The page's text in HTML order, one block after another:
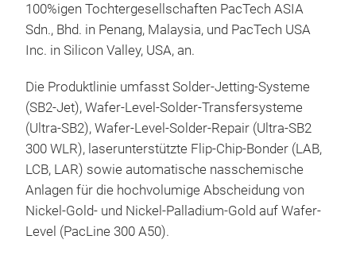
100%igen Tochtergesellschaften PacTech ASIA
Sdn., Bhd. in Penang, Malaysia, und PacTech USA
Inc. in Silicon Valley, USA, an.
Die Produktlinie umfasst Solder-Jetting-Systeme
(SB2-Jet), Wafer-Level-Solder-Transfersysteme
(Ultra-SB2), Wafer-Level-Solder-Repair (Ultra-SB2
300 WLR), laserunterstützte Flip-Chip-Bonder (LAB,
LCB, LAR) sowie automatische nasschemische
Anlagen für die hochvolumige Abscheidung von
Nickel-Gold- und Nickel-Palladium-Gold auf Wafer-
Level (PacLine 300 A50).